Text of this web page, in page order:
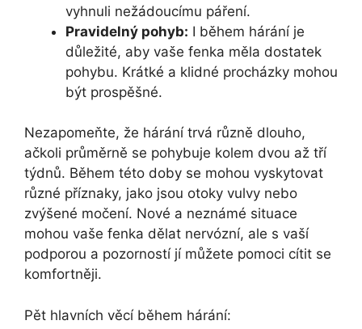
vyhnuli nežádoucímu páření.
Pravidelný pohyb: I během hárání je
důležité, aby vaše fenka měla dostatek
pohybu. Krátké a klidné procházky mohou
být prospěšné.
Nezapomeňte, že hárání trvá různě dlouho,
ačkoli průměrně se pohybuje kolem dvou až tří
týdnů. Během této doby se mohou vyskytovat
různé příznaky, jako jsou otoky vulvy nebo
zvýšené močení. Nové a neznámé situace
mohou vaše fenka dělat nervózní, ale s vaší
podporou a pozorností jí můžete pomoci cítit se
komfortněji.
Pět hlavních věcí během hárání: